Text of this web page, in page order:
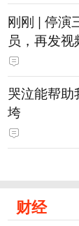
刚刚 | 停演
员，再发视
哭泣能帮
垮
财经